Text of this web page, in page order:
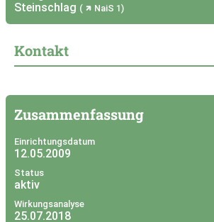
Steinschlag NaiS 1
Kontakt
Zusammenfassung
Einrichtungsdatum
12.05.2009
Status
aktiv
Wirkungsanalyse
25.07.2018